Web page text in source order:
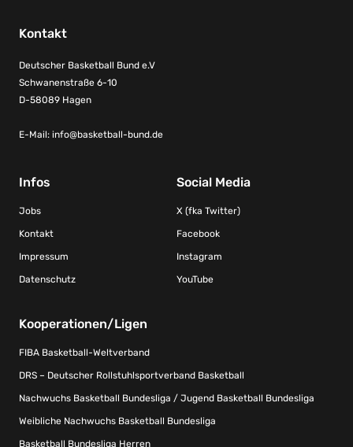
Kontakt
Deutscher Basketball Bund e.V
Schwanenstraße 6-10
D-58089 Hagen
E-Mail: info@basketball-bund.de
Infos
Jobs
Kontakt
Impressum
Datenschutz
Social Media
X (fka Twitter)
Facebook
Instagram
YouTube
Kooperationen/Ligen
FIBA Basketball-Weltverband
DRS – Deutscher Rollstuhlsportverband Basketball
Nachwuchs Basketball Bundesliga / Jugend Basketball Bundesliga
Weibliche Nachwuchs Basketball Bundesliga
Basketball Bundesliga Herren